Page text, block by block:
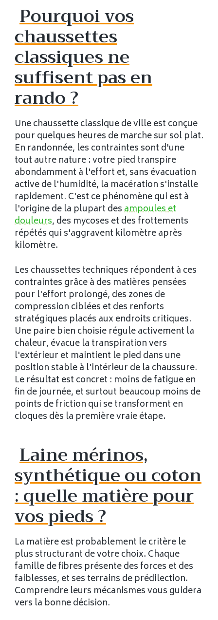
Pourquoi vos
chaussettes
classiques ne
suffisent pas en
rando ?
Une chaussette classique de ville est conçue
pour quelques heures de marche sur sol plat.
En randonnée, les contraintes sont d'une
tout autre nature : votre pied transpire
abondamment à l'effort et, sans évacuation
active de l'humidité, la macération s'installe
rapidement. C'est ce phénomène qui est à
l'origine de la plupart desampoules et
douleurs, des mycoses et des frottements
répétés qui s'aggravent kilomètre après
kilomètre.
Les chaussettes techniques répondent à ces
contraintes grâce à des matières pensées
pour l'effort prolongé, des zones de
compression ciblées et des renforts
stratégiques placés aux endroits critiques.
Une paire bien choisie régule activement la
chaleur, évacue la transpiration vers
l'extérieur et maintient le pied dans une
position stable à l'intérieur de la chaussure.
Le résultat est concret : moins de fatigue en
fin de journée, et surtout beaucoup moins de
points de friction qui se transforment en
cloques dès la première vraie étape.
Laine mérinos,
synthétique ou coton
: quelle matière pour
vos pieds ?
La matière est probablement le critère le
plus structurant de votre choix. Chaque
famille de fibres présente des forces et des
faiblesses, et ses terrains de prédilection.
Comprendre leurs mécanismes vous guidera
vers la bonne décision.